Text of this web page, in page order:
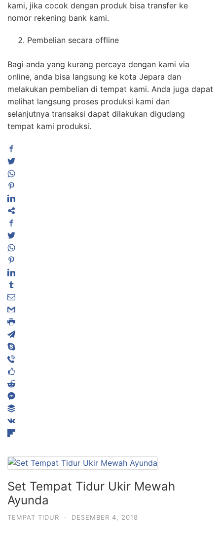
kami, jika cocok dengan produk bisa transfer ke
nomor rekening bank kami.
Pembelian secara offline
Bagi anda yang kurang percaya dengan kami via
online, anda bisa langsung ke kota Jepara dan
melakukan pembelian di tempat kami. Anda juga dapat
melihat langsung proses produksi kami dan
selanjutnya transaksi dapat dilakukan digudang
tempat kami produksi.
Set Tempat Tidur Ukir Mewah
Ayunda
TEMPAT TIDUR · DESEMBER 4, 2018